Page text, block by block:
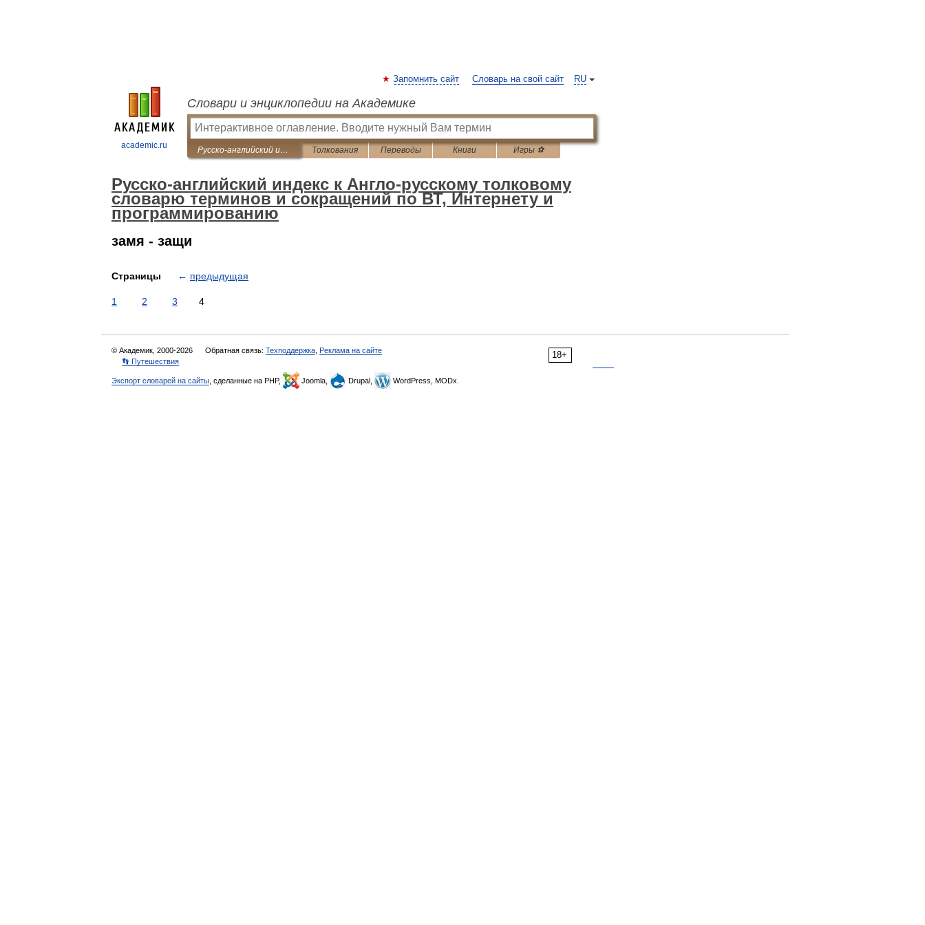
academic.ru
RU
Запомнить сайт Словарь на свой сайт
Словари и энциклопедии на Академике
Русско-английский индекс к Англо-русскому толковому словарю терминов и сокращений по ВТ, Интернету и программированию Толкования Переводы Книги Игры ⚽
Русско-английский индекс к Англо-русскому толковому
словарю терминов и сокращений по ВТ, Интернету и
программированию
замя - защи
Страницы ← предыдущая
1 2 3 4
18+
© Академик, 2000-2026 Обратная связь: Техподдержка Реклама на сайте
👣 Путешествия
Экспорт словарей на сайты , сделанные на PHP, Joomla, Drupal, WordPress, MODx.